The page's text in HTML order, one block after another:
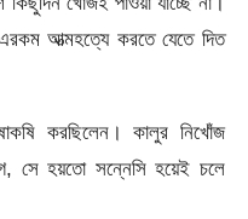
আত্মহত্যে করতে যেতে দিত
করছিলেন। কালুর নিখোঁজ
সে হয়তো সন্নেসি হয়েই চলে